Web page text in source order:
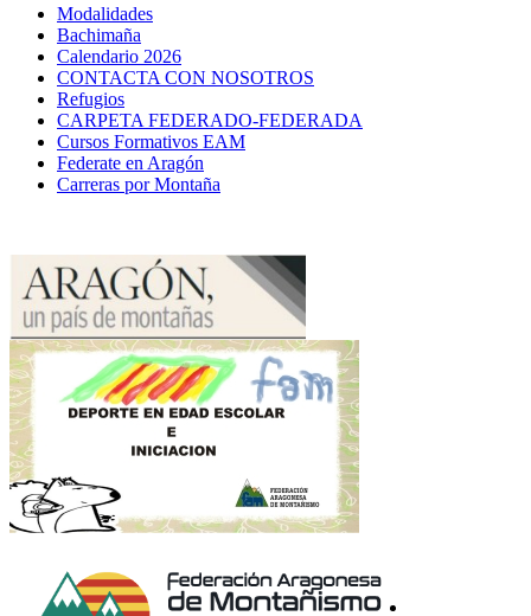
Modalidades
Bachimaña
Calendario 2026
CONTACTA CON NOSOTROS
Refugios
CARPETA FEDERADO-FEDERADA
Cursos Formativos EAM
Federate en Aragón
Carreras por Montaña